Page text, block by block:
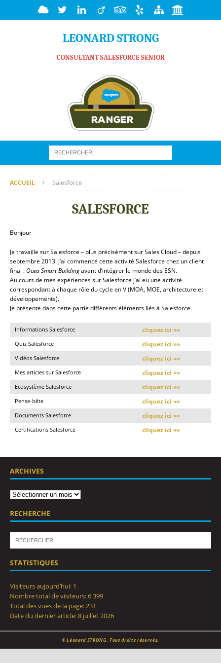
LEONARD STRONG
CONSULTANT SALESFORCE SENIOR
ACCUEIL Salesforce
SALESFORCE
Bonjour
Je travaille sur Salesforce – plus précisément sur Sales Cloud – depuis
septembre 2013. J’ai commencé cette activité Salesforce chez un client
final :Ocea Smart Buildingavant d’intégrer le monde des ESN.
Au cours de mes expériences sur Salesforce j’ai eu une activité
correspondant à chaque rôle du cycle en V (MOA, MOE, architecture et
développements).
Je présente dans cette partie différents éléments liés à Salesforce.
Informations Salesforce cliquez ici »»
Quiz Salesforce cliquez ici »»
Vidéos Salesforce cliquez ici »»
Mes articles sur Salesforce cliquez ici »»
Ecosystème Salesforce cliquez ici »»
Pense-bête cliquez ici »»
Documents Salesforce cliquez ici »»
Certifications Salesforce cliquez ici »»
ARCHIVES
RECHERCHE
STATISTIQUES
Visiteurs aujourd’hui: 1
Nombre total de visiteurs:6 399
Total des vues de la page:231
Date du dernier article:8 juillet 2026
© Léonard STRONG. Tous droits réservés.